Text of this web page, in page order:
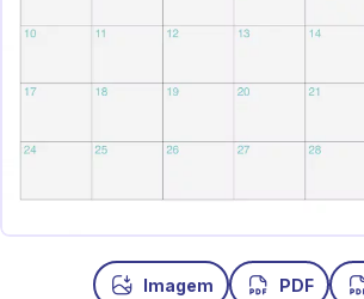
Imagem PDF